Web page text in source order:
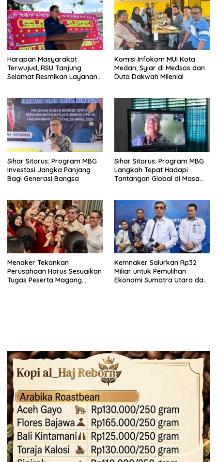
Harapan Masyarakat
Terwujud, RSU Tanjung
Selamat Resmikan Layanan
Komisi Infokom MUI Kota
Medan, Syiar di Medsos dan
Duta Dakwah Milenial
Sihar Sitorus: Program MBG
Investasi Jangka Panjang
Bagi Generasi Bangsa
Sihar Sitorus: Program MBG
Langkah Tepat Hadapi
Tantangan Global di Masa
Menaker Tekankan
Perusahaan Harus Sesuaikan
Tugas Peserta Magang
Kemnaker Salurkan Rp32
Miliar untuk Pemulihan
Ekonomi Sumatra Utara dan